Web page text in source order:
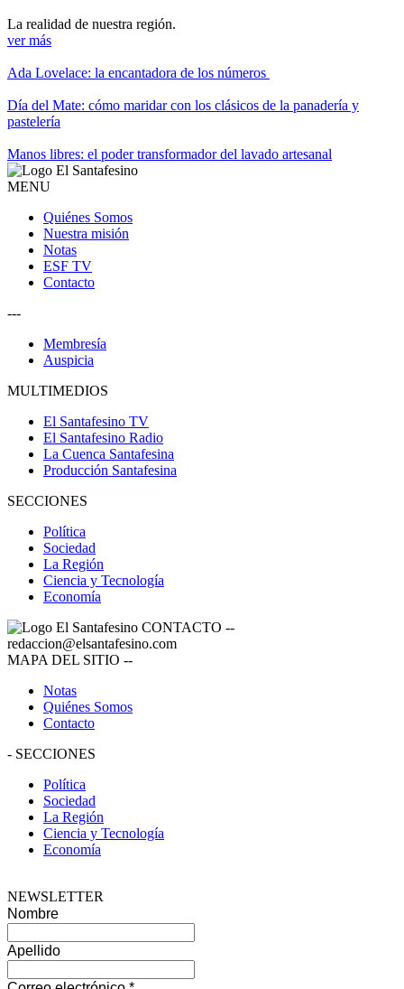
La realidad de nuestra región.
ver más
Ada Lovelace: la encantadora de los números
Día del Mate: cómo maridar con los clásicos de la panadería y
pastelería
Manos libres: el poder transformador del lavado artesanal
MENU
Quiénes Somos
Nuestra misión
Notas
ESF TV
Contacto
---
Membresía
Auspicia
MULTIMEDIOS
El Santafesino TV
El Santafesino Radio
La Cuenca Santafesina
Producción Santafesina
SECCIONES
Política
Sociedad
La Región
Ciencia y Tecnología
Economía
CONTACTO --
redaccion@elsantafesino.com
MAPA DEL SITIO --
Notas
Quiénes Somos
Contacto
- SECCIONES
Política
Sociedad
La Región
Ciencia y Tecnología
Economía
NEWSLETTER
Nombre
Apellido